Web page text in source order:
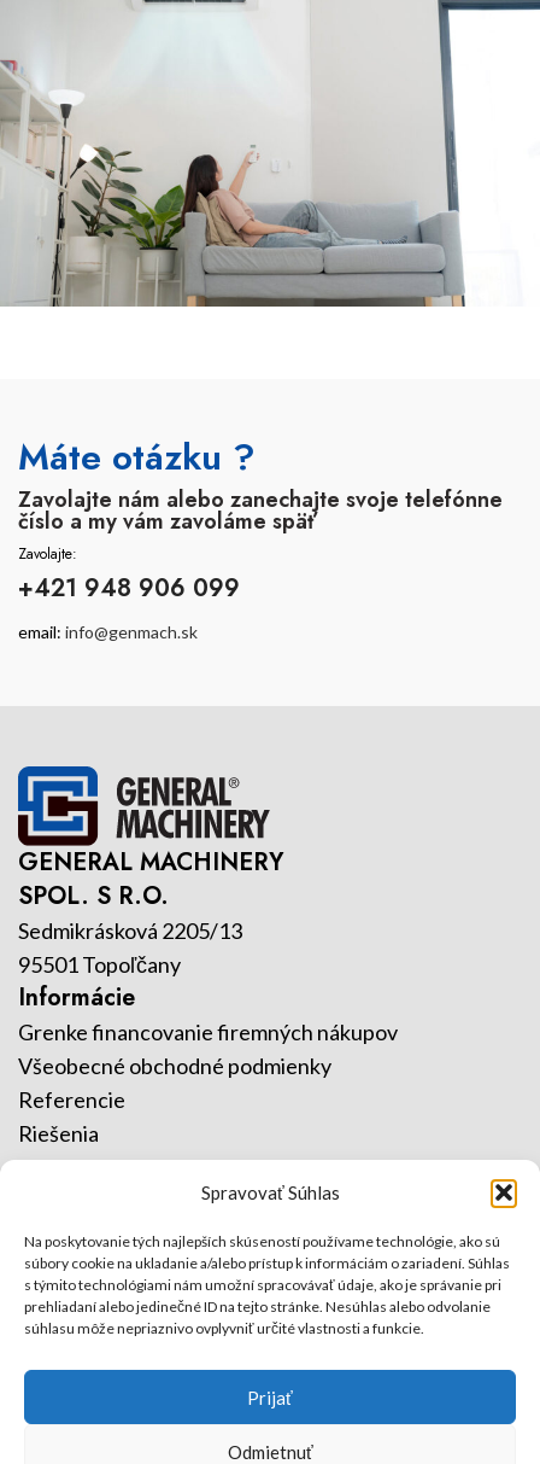
Spravovať Súhlas
Na poskytovanie tých najlepších skúseností používame technológie, ako sú
súbory cookie na ukladanie a/alebo prístup k informáciám o zariadení. Súhlas
s týmito technológiami nám umožní spracovávať údaje, ako je správanie pri
prehliadaní alebo jedinečné ID na tejto stránke. Nesúhlas alebo odvolanie
súhlasu môže nepriaznivo ovplyvniť určité vlastnosti a funkcie.
Prijať
Odmietnuť
Máte otázku ?
Zavolajte nám alebo zanechajte svoje telefónne
číslo a my vám zavoláme späť
Zavolajte:
+421 948 906 099
email: info@genmach.sk
GENERAL MACHINERY
SPOL. S R.O.
Sedmikrásková 2205/13
95501 Topoľčany
Informácie
Grenke financovanie firemných nákupov
Všeobecné obchodné podmienky
Referencie
Riešenia
Služby
Kontakt
O nás
ISO certifikáty